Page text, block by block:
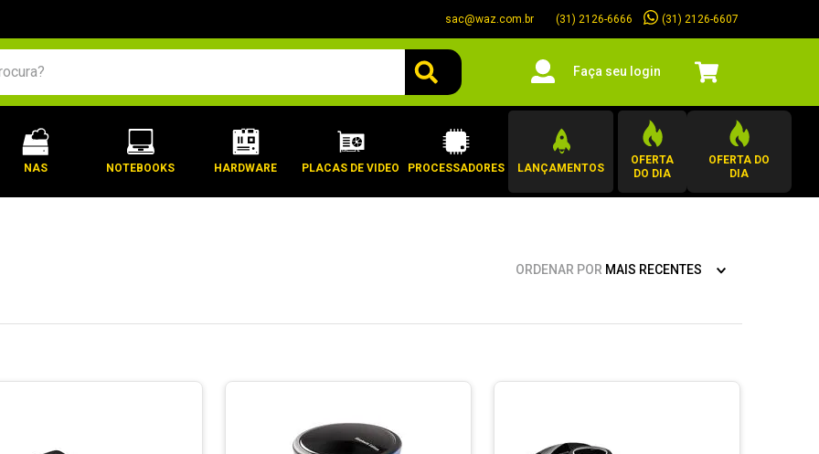
sac@waz.com.br (31) 2126-6666 (31) 2126-6607
Faça seu login
NAS NOTEBOOKS HARDWARE PLACAS DE VIDEO PROCESSADORES LANÇAMENTOS
OFERTA
DO DIA
OFERTA DO
DIA
ORDENAR POR MAIS RECENTES